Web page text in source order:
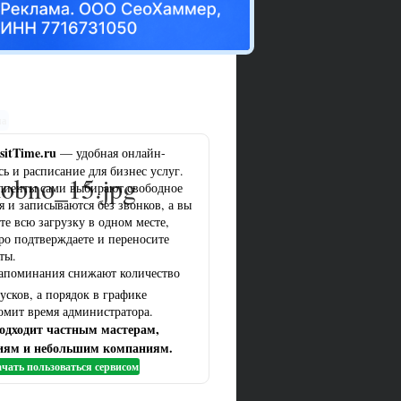
— удобная онлайн-
и расписание для бизнес услуг.
сами выбирают свободное
и записываются без звонков, а вы
всю загрузку в одном месте,
подтверждаете и переносите
снижают количество
а порядок в графике
время администратора.
частным мастерам,
и небольшим компаниям.
пользоваться сервисом